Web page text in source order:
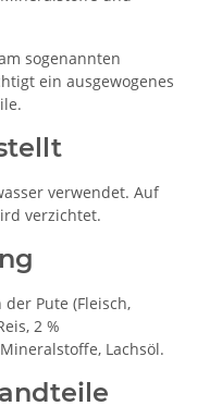
sogenannten
ein ausgewogenes
verwendet. Auf
verzichtet.
Pute (Fleisch,
2 %
Lachsöl.